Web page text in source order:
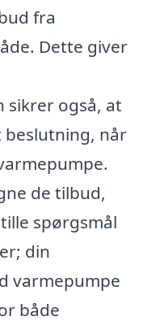
fra
Dette giver
sikrer også, at
når
de tilbud,
spørgsmål
din
varmepumpe
både